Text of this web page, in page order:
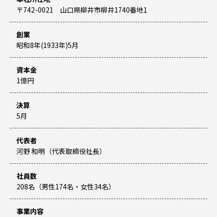
〒742-0021 山口県柳井市柳井1740番地1
創業
昭和8年(1933年)5月
資本金
1億円
決算
5月
代表者
河野 和明（代表取締役社長）
社員数
208名（男性174名・女性34名）
事業内容